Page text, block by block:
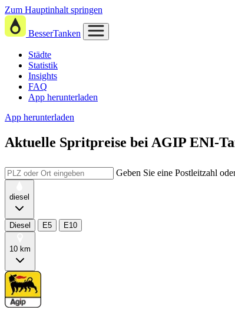
Zum Hauptinhalt springen
BesserTanken
Städte
Statistik
Insights
FAQ
App herunterladen
App herunterladen
Aktuelle Spritpreise bei AGIP ENI-
Geben Sie eine Postleitzahl
diesel
Diesel E5 E10
10 km